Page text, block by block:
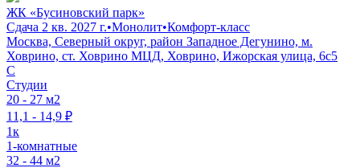
ЖК «Бусиновский парк»
Сдача 2 кв. 2027 г.•Монолит•Комфорт-класс
Москва, Северный округ, район Западное Дегунино, м.
Ховрино, ст. Ховрино МЦД, Ховрино, Ижорская улица, 6с5
C
Студии
20 - 27 м2
11,1 - 14,9 ₽
1к
1-комнатные
32 - 44 м2